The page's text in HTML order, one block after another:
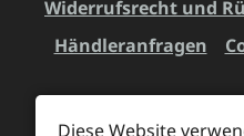
Widerrufsrecht und
Händleranfragen
Alle Preise inkl.
Diese Website